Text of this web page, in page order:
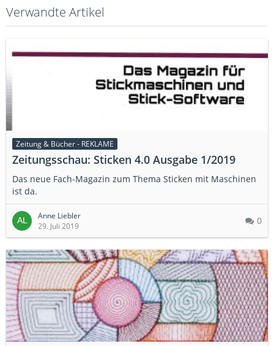
Verwandte Artikel
Zeitung & Bücher - REKLAME
Zeitungsschau: Sticken 4.0 Ausgabe 1/2019
Das neue Fach-Magazin zum Thema Sticken mit Maschinen
ist da.
Anne Liebler
29. Juli 2019
0